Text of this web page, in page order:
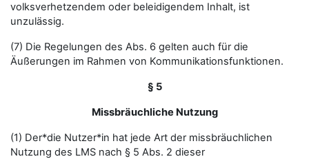
volksverhetzendem oder beleidigendem Inhalt, ist
unzulässig.
(7) Die Regelungen des Abs. 6 gelten auch für die
Äußerungen im Rahmen von Kommunikationsfunktionen.
§ 5
Missbräuchliche Nutzung
(1) Der*die Nutzer*in hat jede Art der missbräuchlichen
Nutzung des LMS nach § 5 Abs. 2 dieser